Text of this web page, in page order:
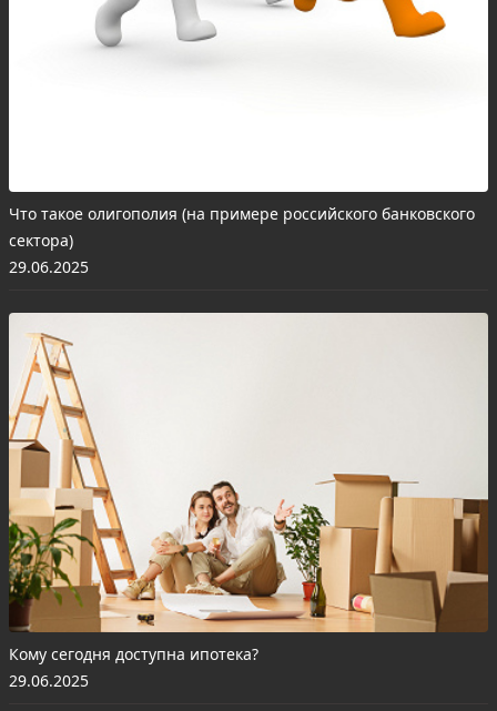
Что такое олигополия (на примере российского банковского
сектора)
29.06.2025
Кому сегодня доступна ипотека?
29.06.2025